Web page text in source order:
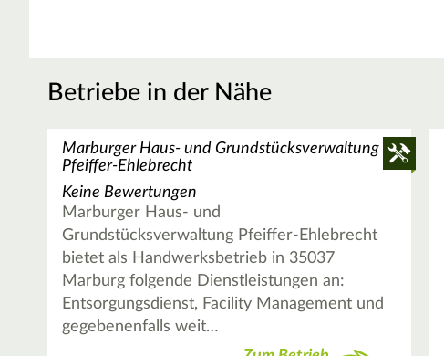
Betriebe in der Nähe
Marburger Haus- und Grundstücksverwaltung
Pfeiffer-Ehlebrecht
Keine Bewertungen
Marburger Haus- und
Grundstücksverwaltung Pfeiffer-Ehlebrecht
bietet als Handwerksbetrieb in 35037
Marburg folgende Dienstleistungen an:
Entsorgungsdienst, Facility Management und
gegebenenfalls weit…